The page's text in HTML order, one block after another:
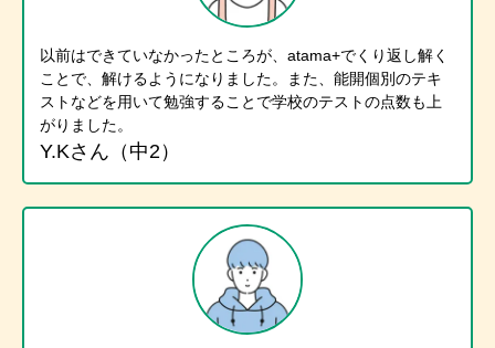
以前はできていなかったところが、atama+でくり返し解く
ことで、解けるようになりました。また、能開個別のテキ
ストなどを用いて勉強することで学校のテストの点数も上
がりました。
Y.Kさん（中2）